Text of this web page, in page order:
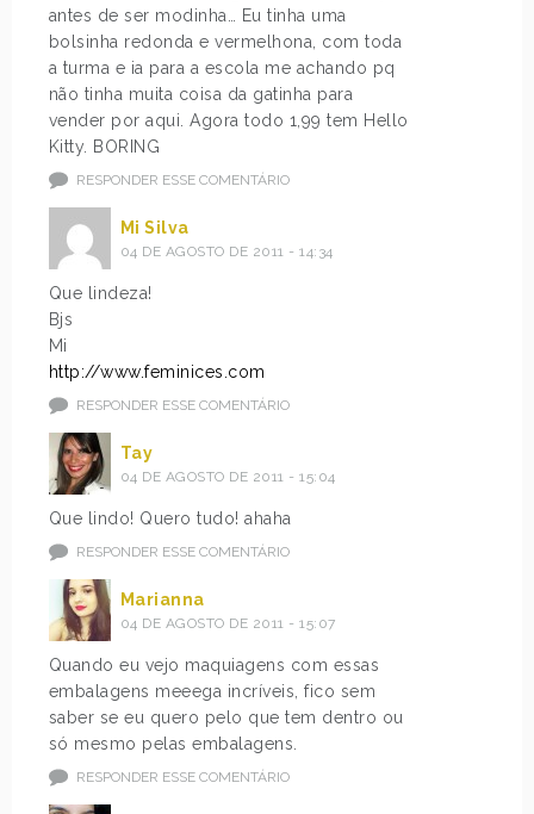
antes de ser modinha… Eu tinha uma
bolsinha redonda e vermelhona, com toda
a turma e ia para a escola me achando pq
não tinha muita coisa da gatinha para
vender por aqui. Agora todo 1,99 tem Hello
Kitty. BORING
RESPONDER ESSE COMENTÁRIO
Mi Silva
04 DE AGOSTO DE 2011 - 14:34
Que lindeza!
Bjs
Mi
http://www.feminices.com
RESPONDER ESSE COMENTÁRIO
Tay
04 DE AGOSTO DE 2011 - 15:04
Que lindo! Quero tudo! ahaha
RESPONDER ESSE COMENTÁRIO
Marianna
04 DE AGOSTO DE 2011 - 15:07
Quando eu vejo maquiagens com essas
embalagens meeega incríveis, fico sem
saber se eu quero pelo que tem dentro ou
só mesmo pelas embalagens.
RESPONDER ESSE COMENTÁRIO